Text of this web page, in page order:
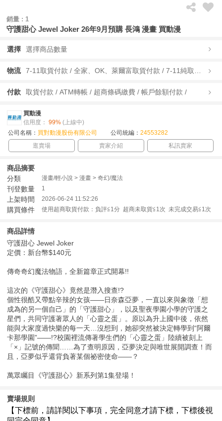
銷量 : 1
守護甜心 Jewel Joker 26年9月預購 長鴻 漫畫 買動漫
選擇 選擇商品數量
物流
付款 取貨付款 / ATM轉帳 / 超商條碼繳費 / 帳戶餘額付款 /
買動漫
信用度： 99% (上線中)
公司名稱： 買對動漫股份有限公司 公司統編： 24553282
逛賣場
賣家介紹 私訊賣家
商品摘要
分類
漫畫/輕小說 > 漫畫 > 奇幻/魔法
刊登數量 1
上架時間 2026-06-24 11:52:26
購買條件 使用超商取貨付款：負評≦1分 超商未取貨≦1次 未完成交易≦1次
商品詳情
守護甜心 Jewel Joker
定價：新台幣$140元
傳奇奇幻魔法物語，全新篇章正式開幕!!
這次的《守護甜心》竟然是潛入搜查!?
個性很酷又帶點辛辣的女孩——日奈森亞夢，一直以來與象徵「想
成為的另一個自己」的「守護甜心」，以及聖夜學園小學的守護之
星們，共同守護著眾人的「心靈之蛋」。原以為升上國中後，依然
能與大家度過快樂的每一天…沒想到，她卻突然被決定轉學到“阿爾
卡那學園”——!?校園裡流傳著學生們的「心靈之蛋」陸續被刻上
「×」記號的傳聞……為了查明原因，亞夢決定與唯世展開調查！而
且，亞夢似乎還背負著某個祕密使命——？
萬眾矚目《守護甜心》新系列第1集登場！
賣場規則